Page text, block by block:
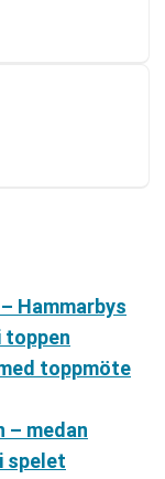
Hammarbys
toppen
toppmöte
– medan
spelet